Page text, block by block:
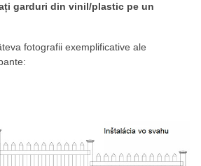
garduri din vinil/plastic pe un
fotografii exemplificative ale